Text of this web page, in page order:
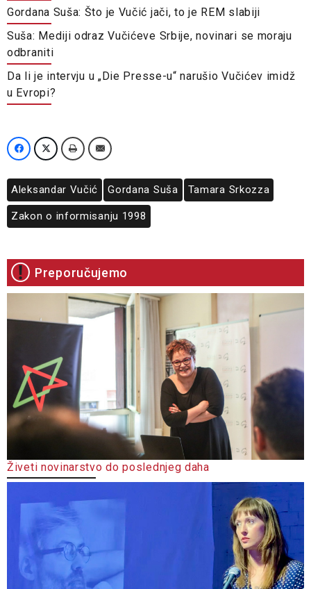
Gordana Suša: Što je Vučić jači, to je REM slabiji
Suša: Mediji odraz Vučićeve Srbije, novinari se moraju
odbraniti
Da li je intervju u „Die Presse-u“ narušio Vučićev imidž
u Evropi?
Aleksandar Vučić Gordana Suša Tamara Srkozza
Zakon o informisanju 1998
Preporučujemo
Živeti novinarstvo do poslednjeg daha